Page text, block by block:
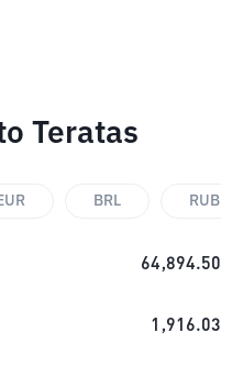
Teratas
BRL RUB
64,894.50
1,916.03